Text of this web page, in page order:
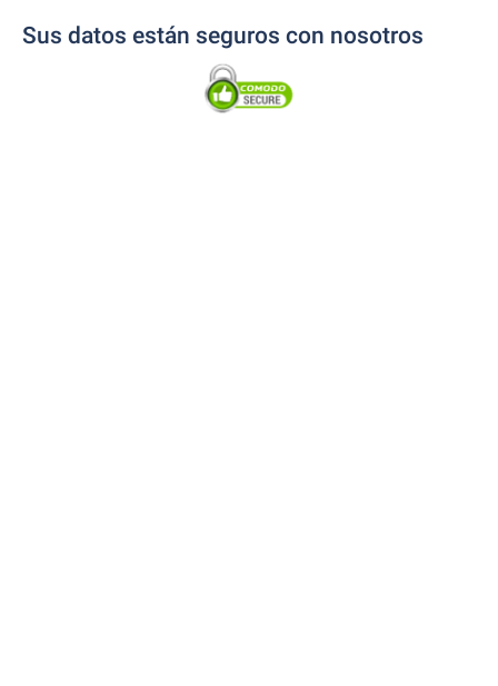
Sus datos están seguros con nosotros